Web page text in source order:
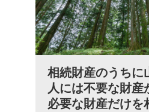
相続財産のうちに
人には不要な財産
必要な財産だけを